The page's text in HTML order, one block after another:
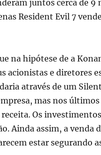
juntos cerca de 9
Resident Evil 7
na hipótese de a
acionistas e diretores
através de um
mas nos últimos
Os
Ainda assim, a venda
estar segurando